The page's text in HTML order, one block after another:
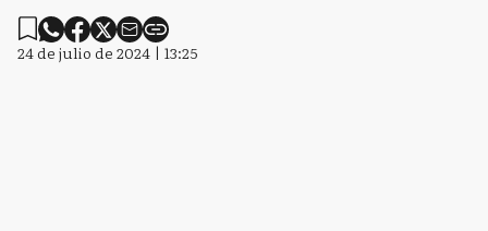
24 de julio de 2024 | 13:25